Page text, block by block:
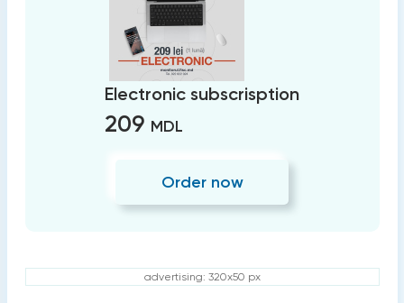
Electronic subscrisption
209 MDL
Order now
advertising: 320x50 px